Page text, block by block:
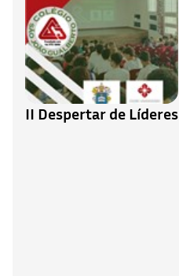
II Despertar de Líderes